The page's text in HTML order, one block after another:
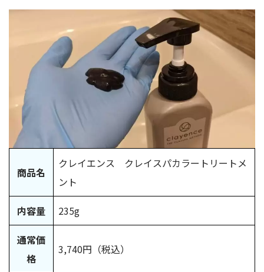
商品名
クレイエンス クレイスパカラートリートメ
ント
内容量 235g
通常価
格
3,740円（税込）